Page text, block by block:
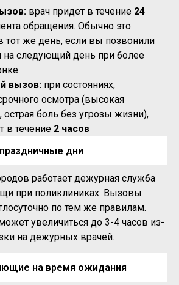
врач придет в течение 24
обращения. Обычно это
тот же день, если вы позвонили
на следующий день при более
вызов: при состояниях,
осмотра (высокая
острая боль без угрозы жизни),
в течение 2 часов
дни
работает дежурная служба
при поликлиниках. Вызовы
по тем же правилам.
увеличиться до 3-4 часов из-
на дежурных врачей.
на время ожидания